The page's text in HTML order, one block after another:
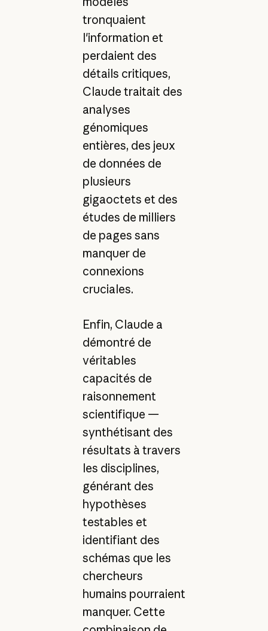
tronquaient
l'information et
perdaient des
détails critiques,
Claude traitait des
analyses
génomiques
entières, des jeux
de données de
plusieurs
gigaoctets et des
études de milliers
de pages sans
manquer de
connexions
cruciales.
Enfin, Claude a
démontré de
véritables
capacités de
raisonnement
scientifique —
synthétisant des
résultats à travers
les disciplines,
générant des
hypothèses
testables et
identifiant des
schémas que les
chercheurs
humains pourraient
manquer. Cette